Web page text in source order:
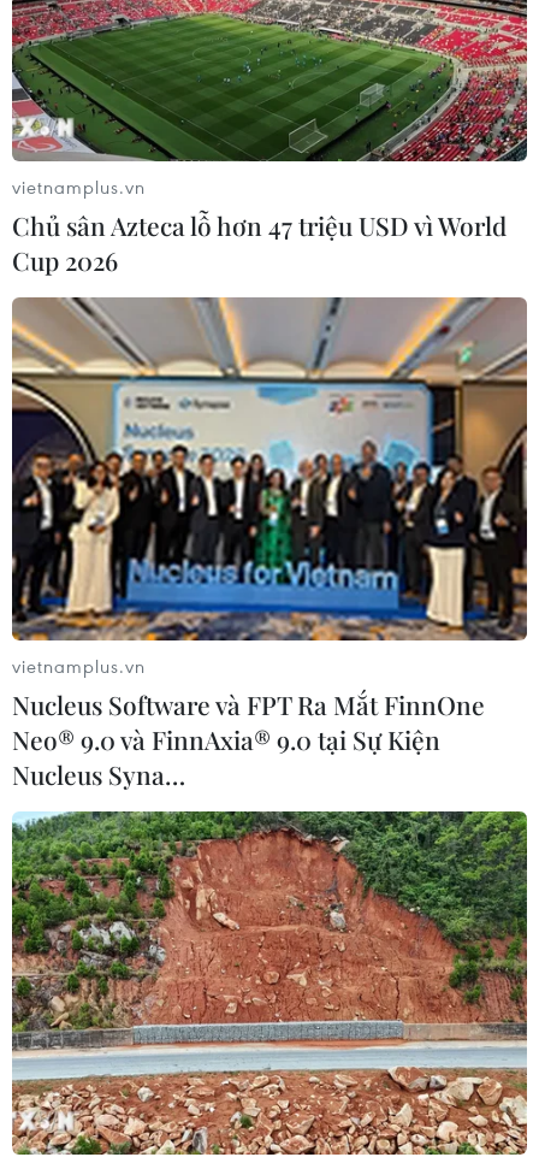
Lam/TTXVN)
Lực lượng đoàn viên thanh niên dọn dẹp vệ sinh trường Mầm
non thị trấn Kiến Giang, huyện Lệ Thủy (Quảng Bình). (Ảnh:
Danh Lam/TTXVN)
(TTXVN/Vietnam+)
#Quảng Bình
#Mưa lũ miền Trung
#Dọn dẹp vệ sinh sau lũ lụt
#Môi trường
#Quân đội
Quảng Bình
Quảng Trị
vietnamplus.vn
Chủ sân Azteca lỗ hơn 47 triệu USD vì World
Cup 2026
vietnamplus.vn
Nucleus Software và FPT Ra Mắt FinnOne
Neo® 9.0 và FinnAxia® 9.0 tại Sự Kiện
Nucleus Syna…